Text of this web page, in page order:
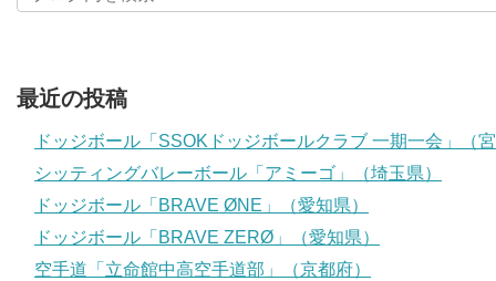
最近の投稿
ドッジボール「SSOKドッジボールクラブ 一期一会」（
シッティングバレーボール「アミーゴ」（埼玉県）
ドッジボール「BRAVE ØNE」（愛知県）
ドッジボール「BRAVE ZERØ」（愛知県）
空手道「立命館中高空手道部」（京都府）